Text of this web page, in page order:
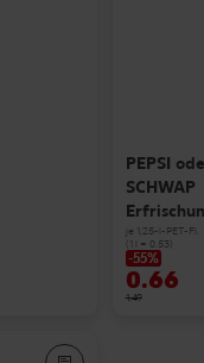
PEPSI
SCHWAP
je 1,25-l-PET-Fl.
(1 l = 0.53)
-55%
0.66
1.49